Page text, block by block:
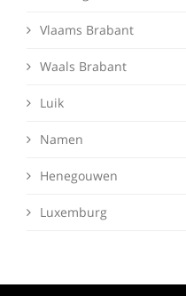
Vlaams Brabant
Waals Brabant
Luik
Namen
Henegouwen
Luxemburg